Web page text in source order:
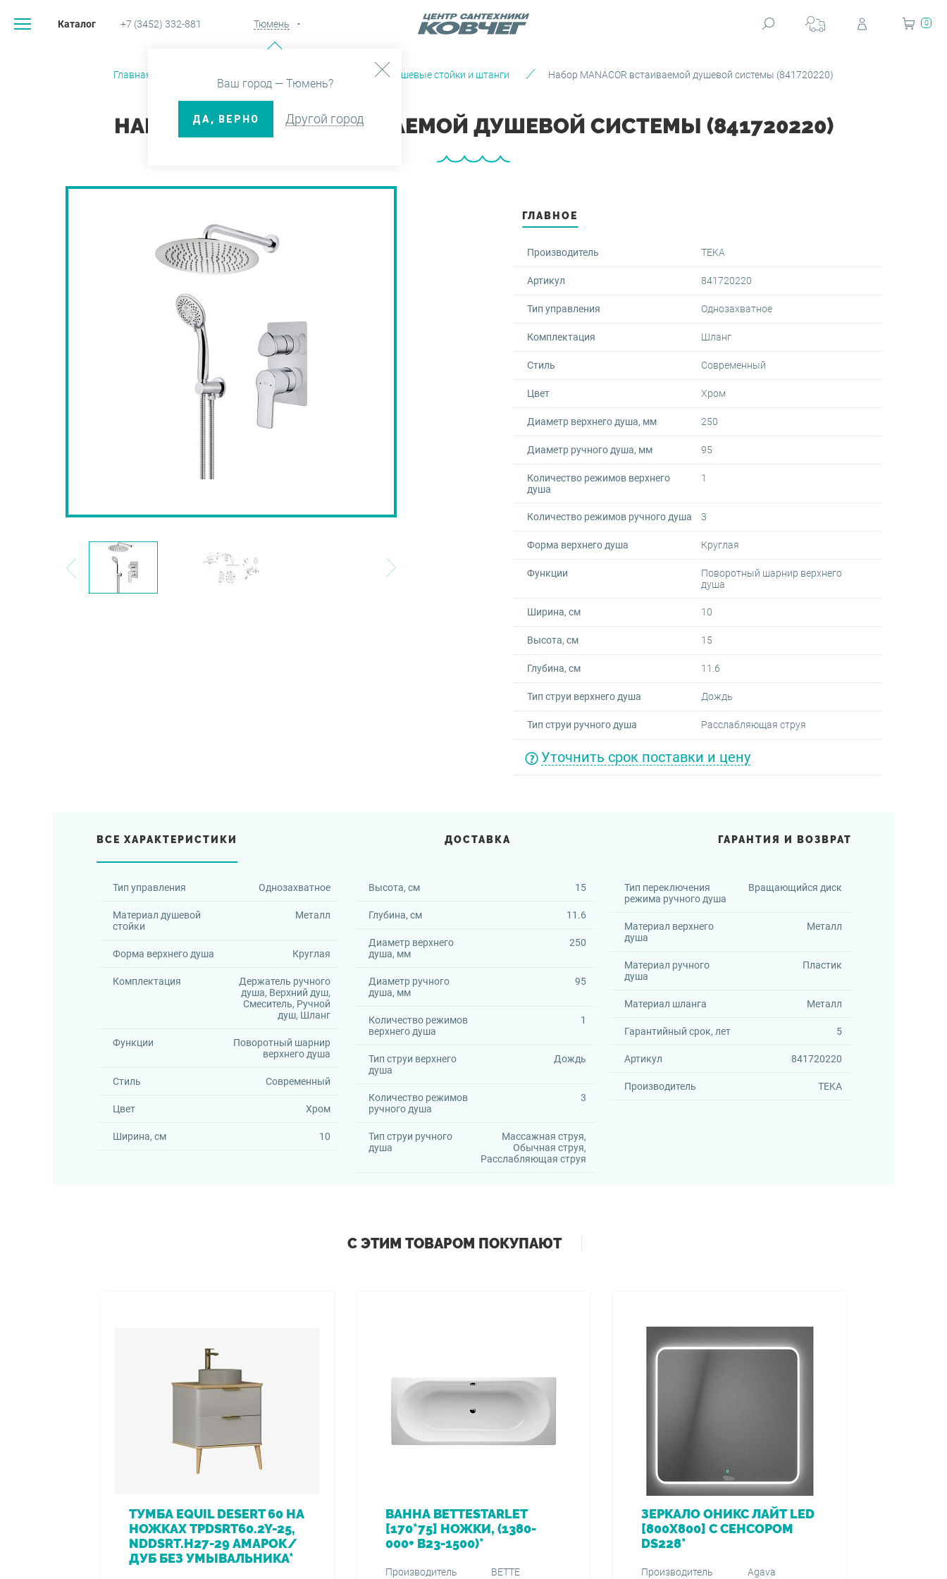
Каталог +7 (3452) 332-881 Тюмень
Ваш город — Тюмень?
ДА, ВЕРНО Другой город
0
Главная Душевые стойки и штанги Набор MANACOR встаиваемой душевой системы (841720220)
НАБОР MANACOR ВСТАИВАЕМОЙ ДУШЕВОЙ СИСТЕМЫ (841720220)
ГЛАВНОЕ
Производитель TEKA
Артикул 841720220
Тип управления Однозахватное
Комплектация Шланг
Стиль Современный
Цвет Хром
Диаметр верхнего душа, мм 250
Диаметр ручного душа, мм 95
Количество режимов верхнего
душа
1
Количество режимов ручного душа 3
Форма верхнего душа Круглая
Функции
Поворотный шарнир верхнего
душа
Ширина, см 10
Высота, см 15
Глубина, см 11.6
Тип струи верхнего душа Дождь
Тип струи ручного душа Расслабляющая струя
Уточнить срок поставки и цену
ВСЕ ХАРАКТЕРИСТИКИ ДОСТАВКА ГАРАНТИЯ И ВОЗВРАТ
Тип управления Однозахватное
Материал душевой
стойки
Металл
Форма верхнего душа Круглая
Комплектация
Держатель ручного
душа, Верхний душ,
Смеситель, Ручной
душ, Шланг
Функции
Поворотный шарнир
верхнего душа
Стиль Современный
Цвет Хром
Ширина, см 10
Высота, см 15
Глубина, см 11.6
Диаметр верхнего
душа, мм
250
Диаметр ручного
душа, мм
95
Количество режимов
верхнего душа
1
Тип струи верхнего
душа
Дождь
Количество режимов
ручного душа
3
Тип струи ручного
душа
Массажная струя,
Обычная струя,
Расслабляющая струя
Тип переключения
режима ручного душа
Вращающийся диск
Материал верхнего
душа
Металл
Материал ручного
душа
Пластик
Материал шланга Металл
Гарантийный срок, лет 5
Артикул 841720220
Производитель TEKA
С ЭТИМ ТОВАРОМ ПОКУПАЮТ
ТУМБА EQUIL DESERT 60 НА
НОЖКАХ TPDSRT60.2Y-25,
NDDSRT.H27-29 АМАРОК/
ДУБ БЕЗ УМЫВАЛЬНИКА*
ВАННА BETTESTARLET
[170*75] НОЖКИ, (1380-
000+ B23-1500)*
Производитель
BETTE
ЗЕРКАЛО ОНИКС ЛАЙТ LED
[800Х800] С СЕНСОРОМ
DS228*
Производитель
Agava